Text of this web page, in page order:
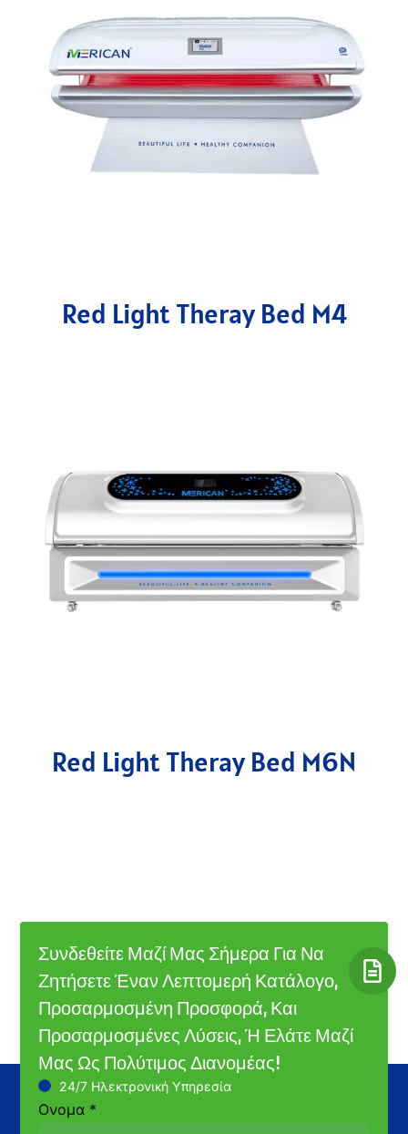
Red Light Theray Bed M4
Red Light Theray Bed M6N
Συνδεθείτε Μαζί Μας Σήμερα Για Να
Ζητήσετε Έναν Λεπτομερή Κατάλογο,
Προσαρμοσμένη Προσφορά, Και
Προσαρμοσμένες Λύσεις, Ή Ελάτε Μαζί
Μας Ως Πολύτιμος Διανομέας!
24/7 Ηλεκτρονική Υπηρεσία
Ονομα *